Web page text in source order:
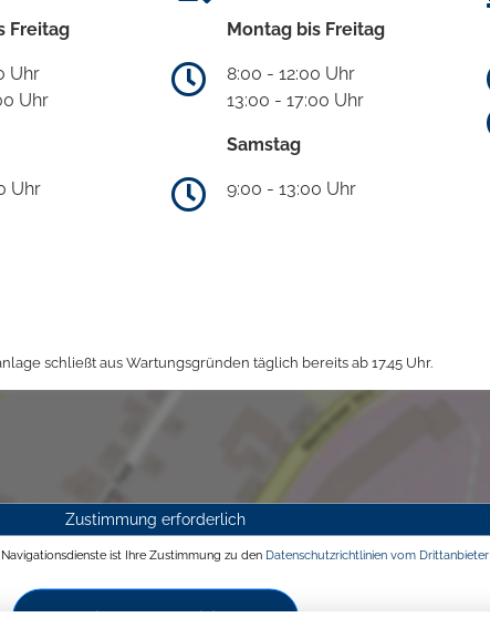
Freitag
Uhr
Uhr
Uhr
Montag bis Freitag
8:00 - 12:00 Uhr
13:00 - 17:00 Uhr
Samstag
9:00 - 13:00 Uhr
schließt aus Wartungsgründen täglich bereits ab 17.45 Uhr.
Zustimmung erforderlich
ist Ihre Zustimmung zu den Datenschutzrichtlinien vom Drittanbieter
Zustimmen und aktivieren